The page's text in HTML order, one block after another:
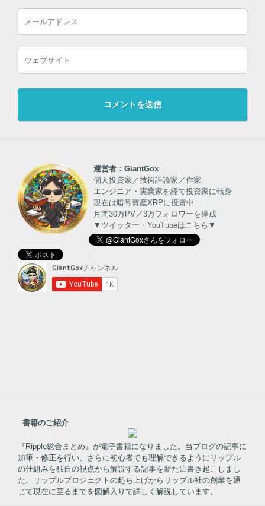
運営者：GiantGox
個人投資家／技術評論家／作家
エンジニア・実業家を経て投資家に転身
現在は暗号資産XRPに投資中
月間30万PV／3万フォロワーを達成
▼ツイッター・YouTubeはこちら▼
書籍のご紹介
『Ripple総合まとめ』が電子書籍になりました。当ブログの記事に
加筆・修正を行い、さらに初心者でも理解できるようにリップル
の仕組みを独自の視点から解説する記事を新たに書き起こしまし
た。リップルプロジェクトの起ち上げからリップル社の創業を通
じて現在に至るまでを図解入りで詳しく解説しています。